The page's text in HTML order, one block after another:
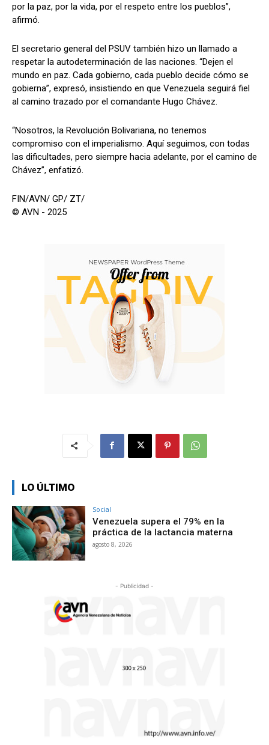
por la paz, por la vida, por el respeto entre los pueblos”,
afirmó.
El secretario general del PSUV también hizo un llamado a
respetar la autodeterminación de las naciones. “Dejen el
mundo en paz. Cada gobierno, cada pueblo decide cómo se
gobierna”, expresó, insistiendo en que Venezuela seguirá fiel
al camino trazado por el comandante Hugo Chávez.
“Nosotros, la Revolución Bolivariana, no tenemos
compromiso con el imperialismo. Aquí seguimos, con todas
las dificultades, pero siempre hacia adelante, por el camino de
Chávez”, enfatizó.
FIN/AVN/ GP/ ZT/
© AVN - 2025
LO ÚLTIMO
Social
Venezuela supera el 79% en la
práctica de la lactancia materna
agosto 8, 2026
- Publicidad -